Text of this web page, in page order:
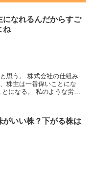
になれるんだからすご
ね
思う。 株式会社の仕組み
株主は一番偉いことにな
になる。 私のような労働
がいい株？下がる株は